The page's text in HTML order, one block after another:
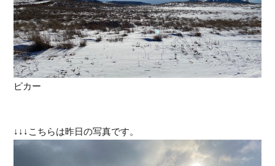
ピカー
↓↓↓こちらは昨日の写真です。